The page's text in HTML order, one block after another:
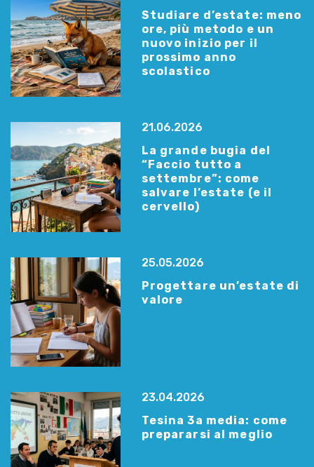
Studiare d’estate: meno
ore, più metodo e un
nuovo inizio per il
prossimo anno
scolastico
21.06.2026
La grande bugia del
“Faccio tutto a
settembre”: come
salvare l’estate (e il
cervello)
25.05.2026
Progettare un’estate di
valore
23.04.2026
Tesina 3a media: come
prepararsi al meglio